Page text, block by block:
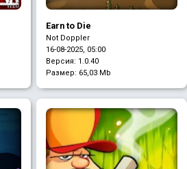
Earn to Die
Not Doppler
16-08-2025, 05:00
Версия: 1.0.40
Размер: 65,03 Mb